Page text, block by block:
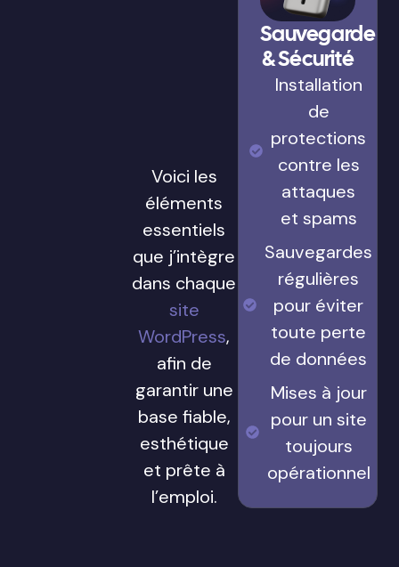
Voici les
éléments
essentiels
que j’intègre
dans chaque
site
WordPress,
afin de
garantir une
base fiable,
esthétique
et prête à
l’emploi.
Sauvegarde
& Sécurité
Installation
de
protections
contre les
attaques
et spams
Sauvegardes
régulières
pour éviter
toute perte
de données
Mises à jour
pour un site
toujours
opérationnel